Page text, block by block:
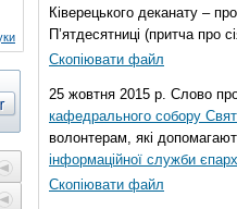
Ківерецького деканату –
П’ятдесятниці (притча про
Скопіювати файл
25 жовтня 2015 р. Слово
кафедрального собору
волонтерам, які
інформаційної служби
Скопіювати файл